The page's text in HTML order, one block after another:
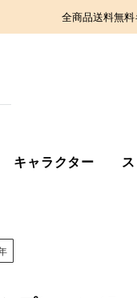
全商品送料無
キャラクター